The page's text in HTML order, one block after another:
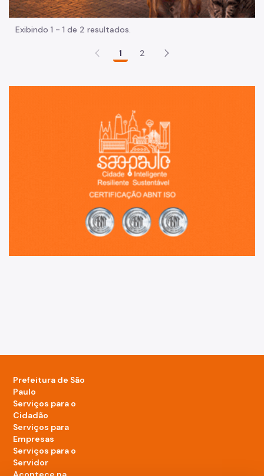
Exibindo 1 - 1 de 2 resultados.
1 2
Prefeitura de São
Paulo
Serviços para o
Cidadão
Serviços para
Empresas
Serviços para o
Servidor